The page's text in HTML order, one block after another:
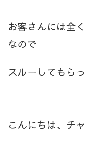
お客さんには全
なので
スルーしてもら
こんにちは、チ